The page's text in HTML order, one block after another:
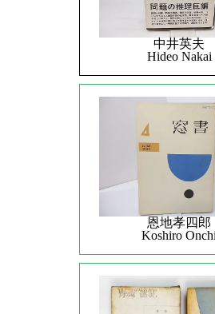
中井英夫
Hideo Nakai
恩地孝四郎
Koshiro Onchi